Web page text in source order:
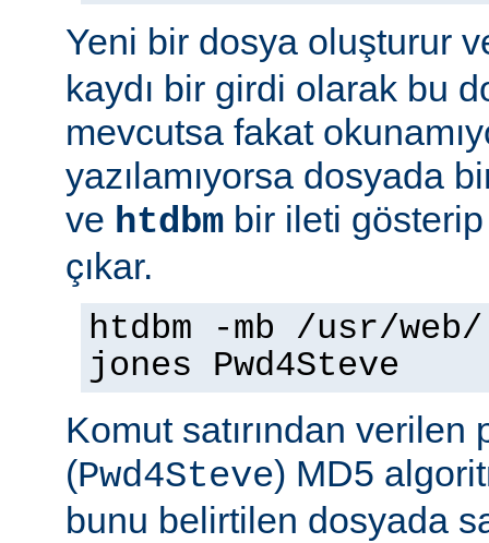
Yeni bir dosya oluşturur
kaydı bir girdi olarak bu
mevcutsa fakat
yazılamıyorsa dosyada
ve htdbm bir ileti
çıkar.
htdbm -mb /usr/
jones Pwd4Steve
Komut satırından verilen
(Pwd4Steve) MD5
bunu belirtilen dosyada